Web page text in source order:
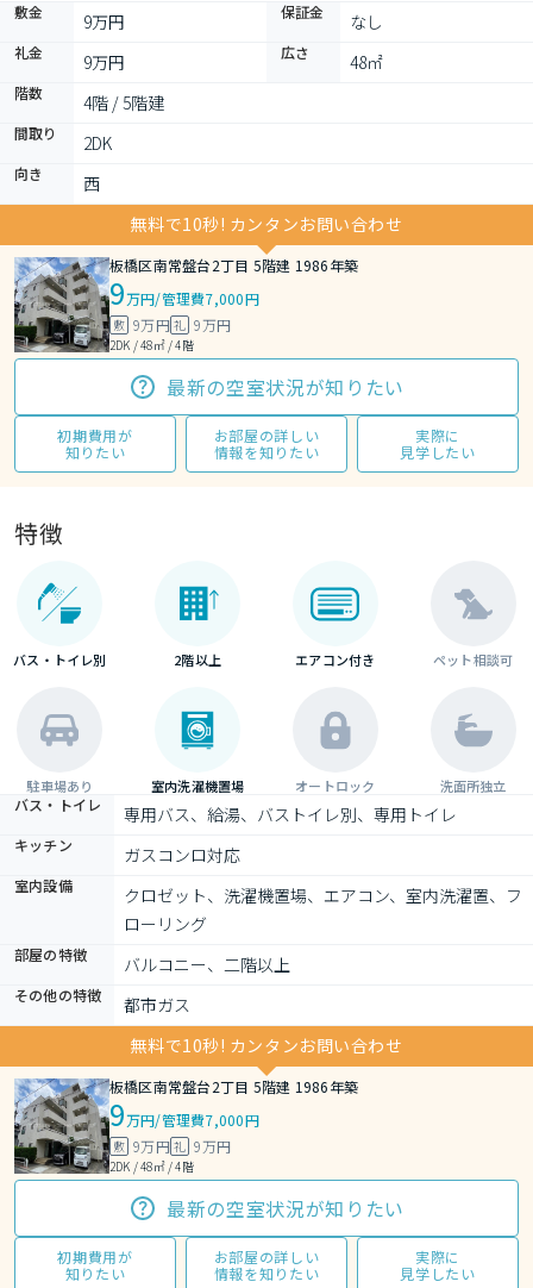
敷金 9万円 保証金 なし
礼金 9万円 広さ 48㎡
階数 4階 / 5階建
間取り 2DK
向き
西
無料で10秒! カンタンお問い合わせ
板橋区南常盤台2丁目 5階建 1986年築
9万円/管理費7,000円
敷 9万円礼 9万円
2DK / 48㎡ / 4階
最新の空室状況が知りたい
初期費用が
知りたい
お部屋の詳しい
情報を知りたい
実際に
見学したい
特徴
バス・トイレ別 2階以上 エアコン付き ペット相談可
駐車場あり 室内洗濯機置場 オートロック 洗面所独立
バス・トイレ 専用バス、給湯、バストイレ別、専用トイレ
キッチン ガスコンロ対応
室内設備
クロゼット、洗濯機置場、エアコン、室内洗濯置、フ
ローリング
部屋の特徴 バルコニー、二階以上
その他の特徴
都市ガス
無料で10秒! カンタンお問い合わせ
板橋区南常盤台2丁目 5階建 1986年築
9万円/管理費7,000円
敷 9万円礼 9万円
2DK / 48㎡ / 4階
最新の空室状況が知りたい
初期費用が
知りたい
お部屋の詳しい
情報を知りたい
実際に
見学したい